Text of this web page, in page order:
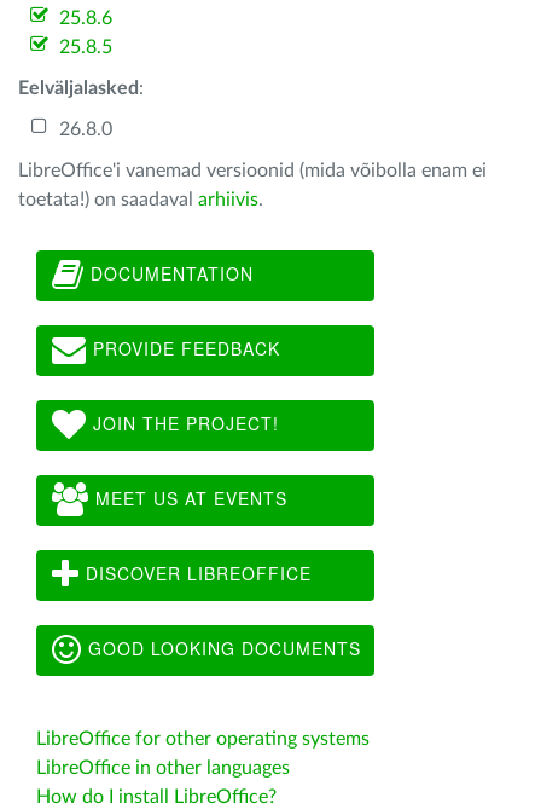
25.8.6
25.8.5
Eelväljalasked :
26.8.0
LibreOffice'i vanemad versioonid (mida võibolla enam ei
toetata!) on saadaval arhiivis.
DOCUMENTATION
PROVIDE FEEDBACK
JOIN THE PROJECT!
MEET US AT EVENTS
DISCOVER LIBREOFFICE
GOOD LOOKING DOCUMENTS
LibreOffice for other operating systems
LibreOffice in other languages
How do I install LibreOffice?